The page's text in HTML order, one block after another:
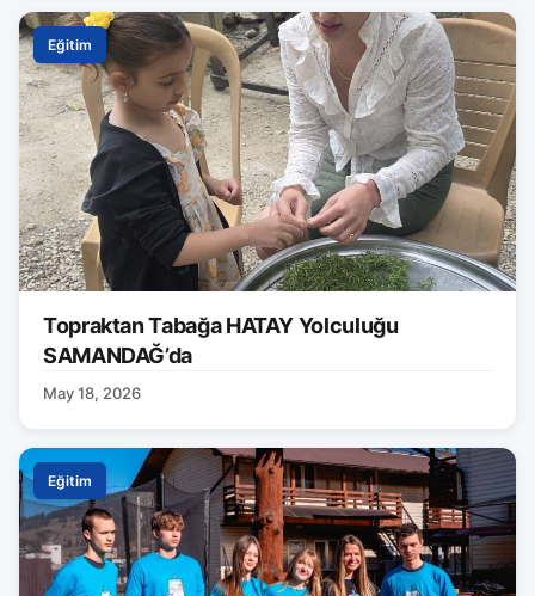
Eğitim
Topraktan Tabağa HATAY Yolculuğu
SAMANDAĞ’da
May 18, 2026
Eğitim